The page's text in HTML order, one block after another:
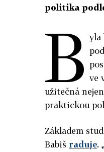
politika
B yla
ve
užitečná
praktickou
Základem
Babiš raduje.